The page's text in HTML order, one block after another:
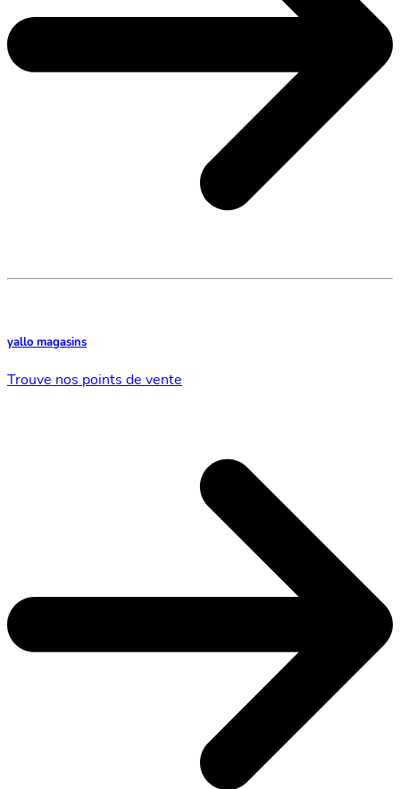
yallo magasins
Trouve nos points de vente